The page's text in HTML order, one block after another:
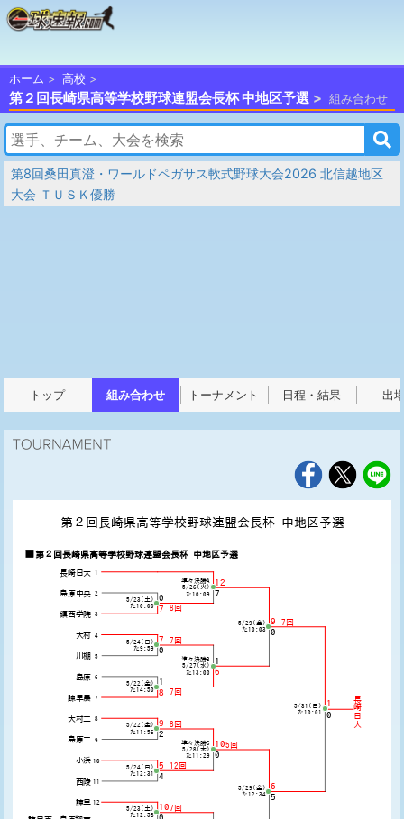
ホーム 高校
第２回長崎県高等学校野球連盟会長杯 中地区予選 組み合わせ
第8回桑田真澄・ワールドペガサス軟式野球大会2026 北信越地区
大会 ＴＵＳＫ優勝
トップ 組み合わせ トーナメント 日程・結果 出